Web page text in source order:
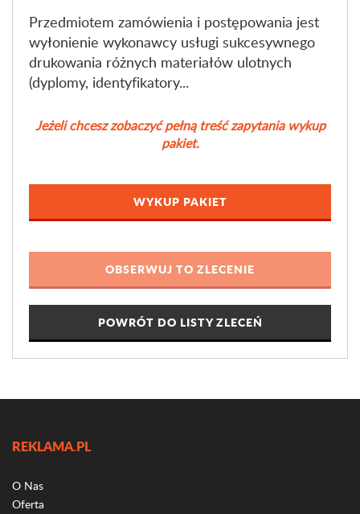
Przedmiotem zamówienia i postępowania jest
wyłonienie wykonawcy usługi sukcesywnego
drukowania różnych materiałów ulotnych
(dyplomy, identyfikatory...
Jeżeli chcesz zobaczyć pełną treść zapytania wykup
pakiet.
WYKUP PAKIET
POWRÓT DO LISTY ZLECEŃ
REKLAMA.PL
O Nas
Oferta